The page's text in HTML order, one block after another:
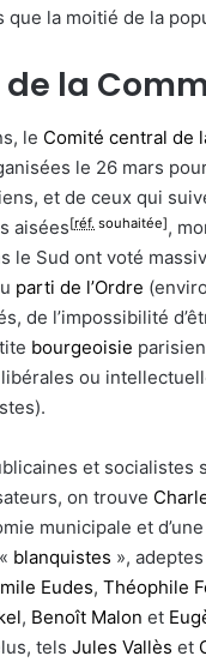
la moitié de la
la
le Comité central de
le 26 mars
et de ceux qui
aisées[réf. souhaitée],
le Sud ont voté
parti de l’Ordre
de l’impossibilité
bourgeoisie
ou
et socialistes
on trouve
municipale et
blanquistes »,
Eudes, Théophile
, Benoît Malon et
tels Jules Vallès et